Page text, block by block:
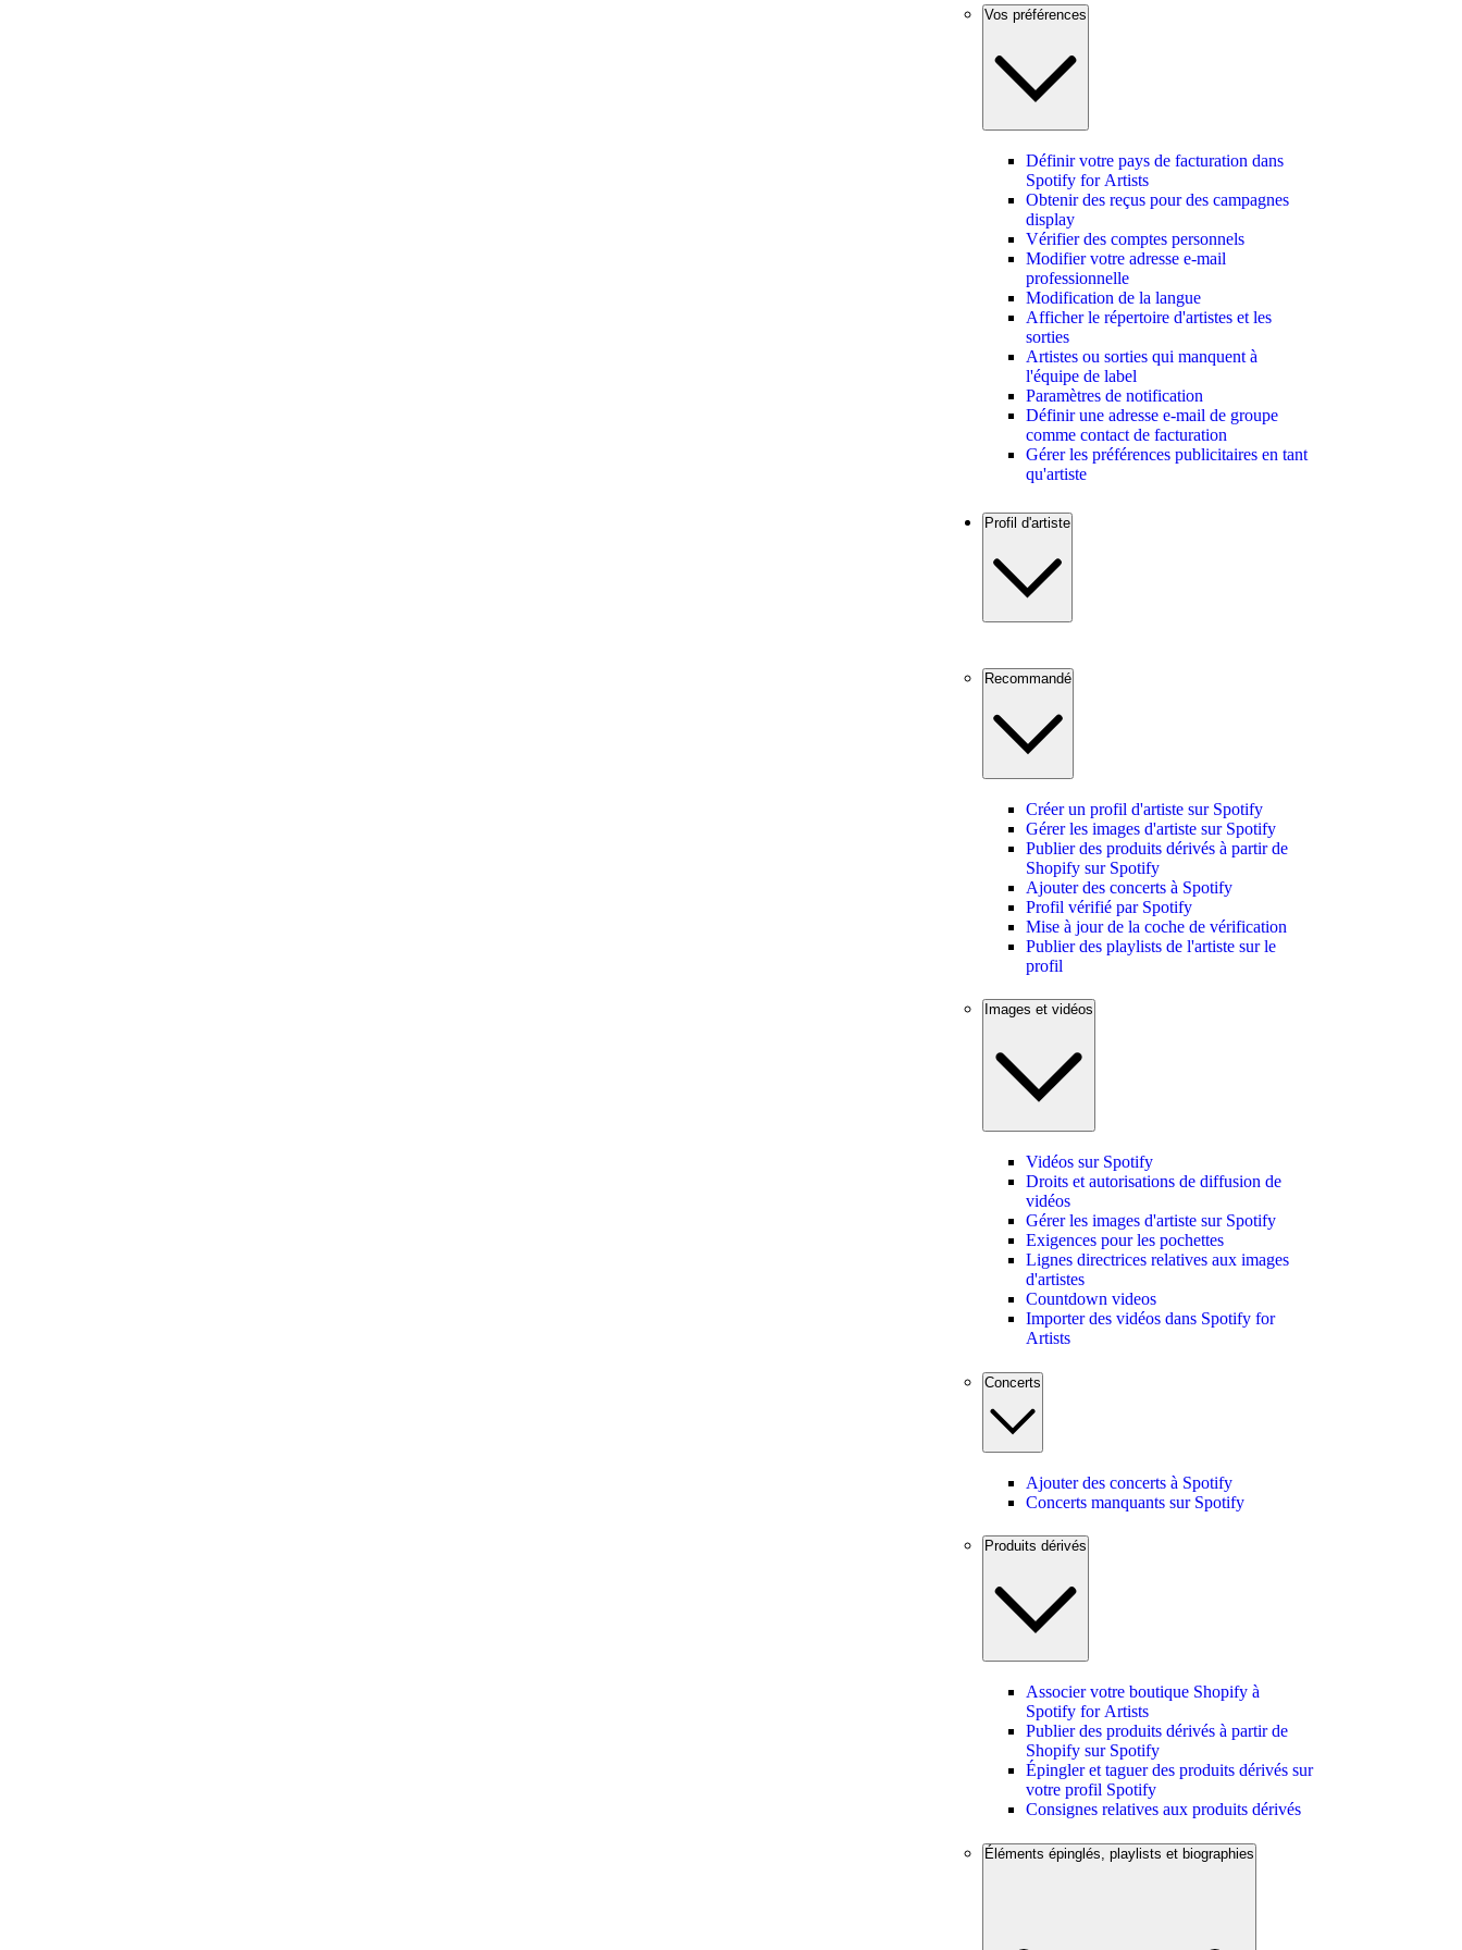
Vos préférences
Définir votre pays de facturation dans
Spotify for Artists
Obtenir des reçus pour des campagnes
display
Vérifier des comptes personnels
Modifier votre adresse e-mail
professionnelle
Modification de la langue
Afficher le répertoire d'artistes et les
sorties
Artistes ou sorties qui manquent à
l'équipe de label
Paramètres de notification
Définir une adresse e-mail de groupe
comme contact de facturation
Gérer les préférences publicitaires en tant
qu'artiste
Profil d'artiste
Recommandé
Créer un profil d'artiste sur Spotify
Gérer les images d'artiste sur Spotify
Publier des produits dérivés à partir de
Shopify sur Spotify
Ajouter des concerts à Spotify
Profil vérifié par Spotify
Mise à jour de la coche de vérification
Publier des playlists de l'artiste sur le
profil
Images et vidéos
Vidéos sur Spotify
Droits et autorisations de diffusion de
vidéos
Gérer les images d'artiste sur Spotify
Exigences pour les pochettes
Lignes directrices relatives aux images
d'artistes
Countdown videos
Importer des vidéos dans Spotify for
Artists
Concerts
Ajouter des concerts à Spotify
Concerts manquants sur Spotify
Produits dérivés
Associer votre boutique Shopify à
Spotify for Artists
Publier des produits dérivés à partir de
Shopify sur Spotify
Épingler et taguer des produits dérivés sur
votre profil Spotify
Consignes relatives aux produits dérivés
Éléments épinglés, playlists et biographies